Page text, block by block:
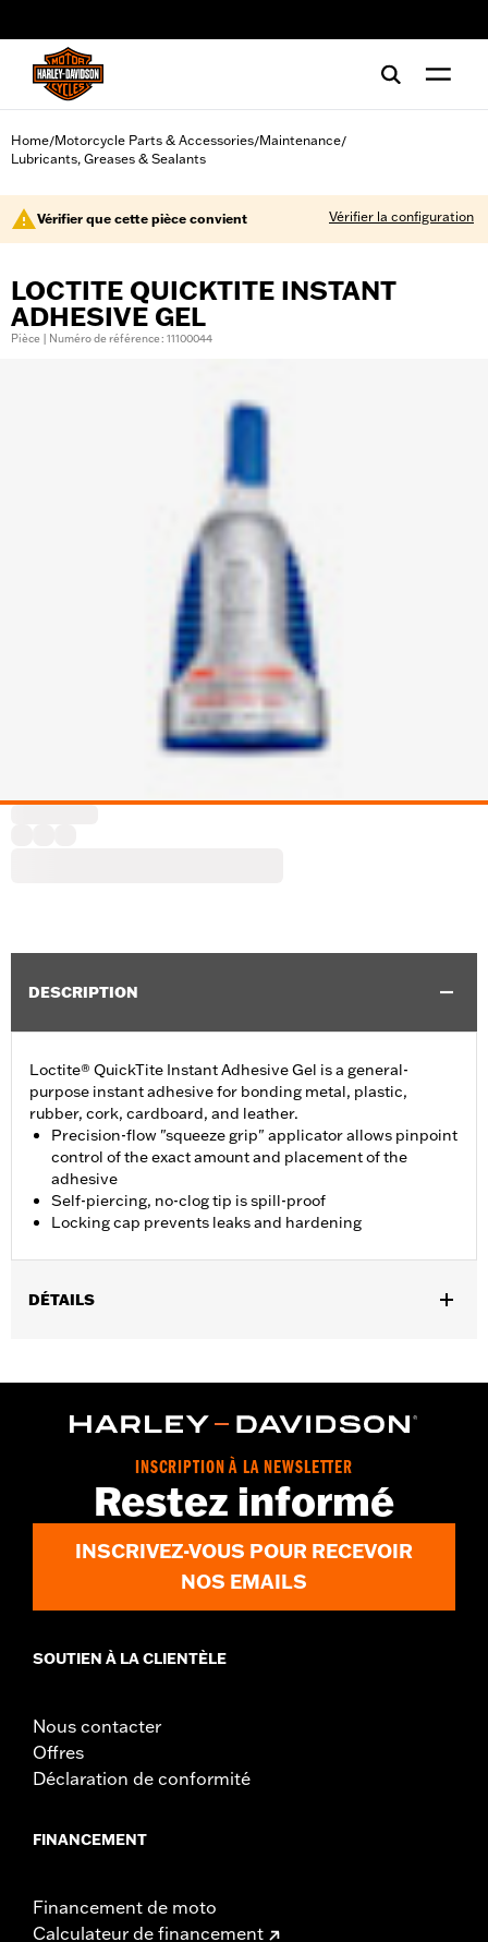
Home/Motorcycle Parts & Accessories/Maintenance/
Lubricants, Greases & Sealants
Vérifier que cette pièce convient Vérifier la configuration
LOCTITE QUICKTITE INSTANT
ADHESIVE GEL
Pièce | Numéro de référence : 11100044
DESCRIPTION
Loctite® QuickTite Instant Adhesive Gel is a general-
purpose instant adhesive for bonding metal, plastic,
rubber, cork, cardboard, and leather.
Precision-flow "squeeze grip" applicator allows pinpoint
control of the exact amount and placement of the
adhesive
Self-piercing, no-clog tip is spill-proof
Locking cap prevents leaks and hardening
DÉTAILS
Volume:0.14 Ounce
INSCRIPTION À LA NEWSLETTER
Restez informé
INSCRIVEZ-VOUS POUR RECEVOIR
NOS EMAILS
SOUTIEN À LA CLIENTÈLE
Nous contacter
Offres
Déclaration de conformité
FINANCEMENT
Financement de moto
Calculateur de financement